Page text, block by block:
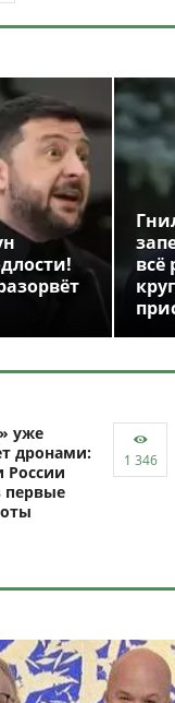
всё
уже
дронами:
России